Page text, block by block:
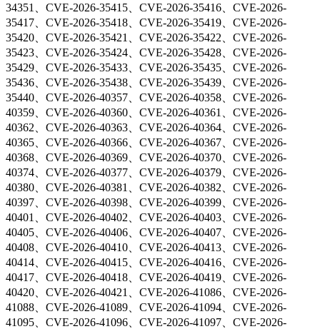
34351、CVE-2026-35415、CVE-2026-35416、CVE-2026-
35417、CVE-2026-35418、CVE-2026-35419、CVE-2026-
35420、CVE-2026-35421、CVE-2026-35422、CVE-2026-
35423、CVE-2026-35424、CVE-2026-35428、CVE-2026-
35429、CVE-2026-35433、CVE-2026-35435、CVE-2026-
35436、CVE-2026-35438、CVE-2026-35439、CVE-2026-
35440、CVE-2026-40357、CVE-2026-40358、CVE-2026-
40359、CVE-2026-40360、CVE-2026-40361、CVE-2026-
40362、CVE-2026-40363、CVE-2026-40364、CVE-2026-
40365、CVE-2026-40366、CVE-2026-40367、CVE-2026-
40368、CVE-2026-40369、CVE-2026-40370、CVE-2026-
40374、CVE-2026-40377、CVE-2026-40379、CVE-2026-
40380、CVE-2026-40381、CVE-2026-40382、CVE-2026-
40397、CVE-2026-40398、CVE-2026-40399、CVE-2026-
40401、CVE-2026-40402、CVE-2026-40403、CVE-2026-
40405、CVE-2026-40406、CVE-2026-40407、CVE-2026-
40408、CVE-2026-40410、CVE-2026-40413、CVE-2026-
40414、CVE-2026-40415、CVE-2026-40416、CVE-2026-
40417、CVE-2026-40418、CVE-2026-40419、CVE-2026-
40420、CVE-2026-40421、CVE-2026-41086、CVE-2026-
41088、CVE-2026-41089、CVE-2026-41094、CVE-2026-
41095、CVE-2026-41096、CVE-2026-41097、CVE-2026-